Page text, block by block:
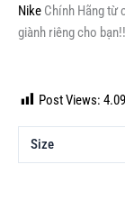
Nike Chính Hãng từ
giành riêng cho
Post Views:
Size